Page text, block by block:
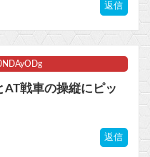
返信
戦車の操縦にピッ
返信